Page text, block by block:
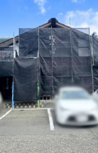
・聖籠
胎内・粟島
五泉・阿賀野・阿賀
・十日町・津南
上越・妙高・糸魚川
タレカツ・豚カツ
町定食 海鮮・鮨
ワイン・クラフトビー
ビアガーデン・暑気払い
新潟伊勢丹
パティオPATIO
新潟市 チラシ
長
ラシ
注目 チラ
ン・リニューアルセー
年末・初売りセー